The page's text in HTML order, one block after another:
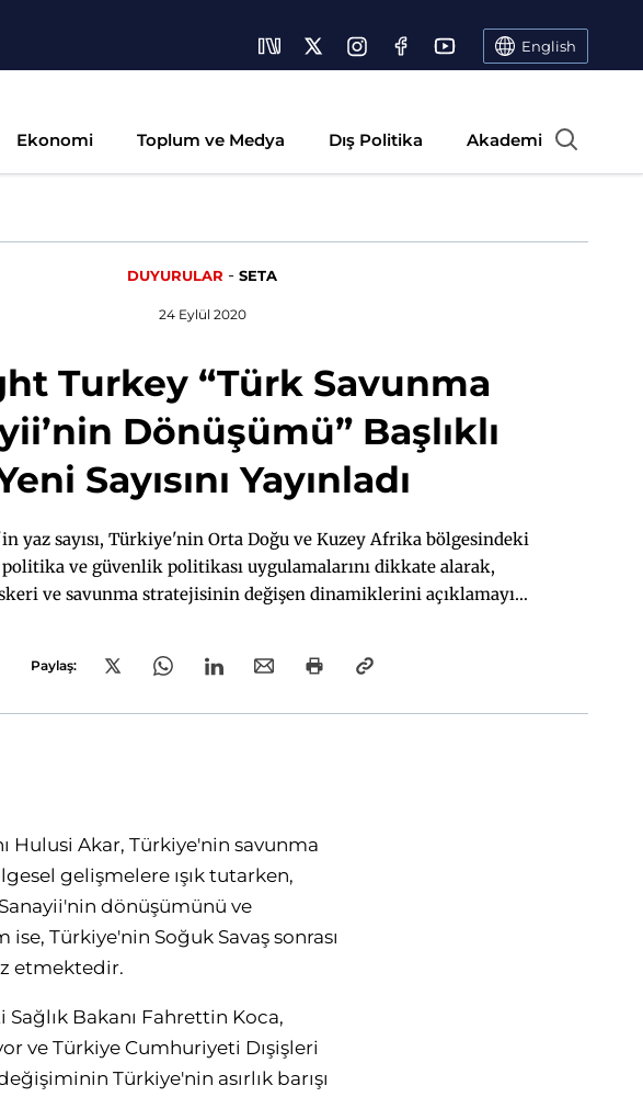
English
Ekonomi Toplum ve Medya Dış Politika Akademi
DUYURULAR -SETA
24 Eylül 2020
Turkey “Türk Savunma
Dönüşümü” Başlıklı
Sayısını Yayınladı
yaz sayısı, Türkiye'nin Orta Doğu ve Kuzey Afrika bölgesindeki
politika ve güvenlik politikası uygulamalarını dikkate alarak,
ve savunma stratejisinin değişen dinamiklerini açıklamayı
Paylaş:
Hulusi Akar, Türkiye'nin savunma
gelişmelere ışık tutarken,
dönüşümünü ve
Türkiye'nin Soğuk Savaş sonrası
etmektedir.
Sağlık Bakanı Fahrettin Koca,
ve Türkiye Cumhuriyeti Dışişleri
Türkiye'nin asırlık barışı